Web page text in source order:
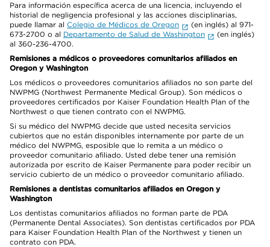
Para información específica acerca de una licencia, incluyendo el
historial de negligencia profesional y las acciones disciplinarias,
puede llamar al Colegio de Médicos de Oregon
(en inglés) al 971-
673-2700 o al Departamento de Salud de Washington
(en inglés)
al 360-236-4700.
Remisiones a médicos o proveedores comunitarios afiliados en
Oregon y Washington
Los médicos o proveedores comunitarios afiliados no son parte del
NWPMG (Northwest Permanente Medical Group). Son médicos o
proveedores certificados por Kaiser Foundation Health Plan of the
Northwest o que tienen contrato con el NWPMG.
Si su médico del NWPMG decide que usted necesita servicios
cubiertos que no están disponibles internamente por parte de un
médico del NWPMG, esposible que lo remita a un médico o
proveedor comunitario afiliado. Usted debe tener una remisión
autorizada por escrito de Kaiser Permanente para poder recibir un
servicio cubierto de un médico o proveedor comunitario afiliado.
Remisiones a dentistas comunitarios afiliados en Oregon y
Washington
Los dentistas comunitarios afiliados no forman parte de PDA
(Permanente Dental Associates). Son dentistas certificados por PDA
para Kaiser Foundation Health Plan of the Northwest y tienen un
contrato con PDA.